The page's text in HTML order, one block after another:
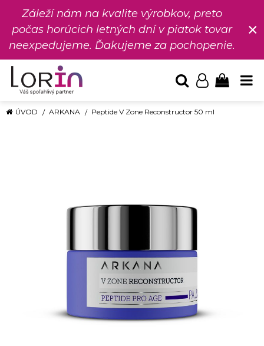
Záleží nám na kvalite výrobkov, preto
počas horúcich letných dní v piatok tovar
neexpedujeme. Ďakujeme za pochopenie.
×
ÚVOD ARKANA Peptide V Zone Reconstructor 50 ml